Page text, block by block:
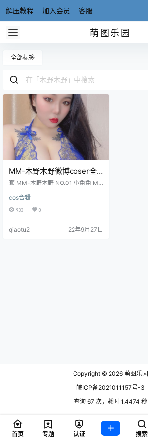
解压教程 加入会员 客服
萌图乐园
全部标签
MM-木野木野微博coser全
部作品[写真合集][持续更新]
套 MM-木野木野 NO.01 小兔兔 M
木野木野 NO.03 痴女 MM-木野木
野 NO.04 白高定 2021.12.17更新 木
cos合辑
933 0
qiaotu2 22年9月27日
Copyright © 2026 萌图乐园
皖ICP备2021011157号-3
查询 67 次，耗时 1.4474 秒
首页 专题 认证 搜索